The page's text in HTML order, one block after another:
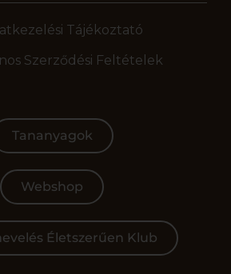
Tájékoztató
Szerződési Feltételek
Tananyagok
Webshop
Életszerűen Klub